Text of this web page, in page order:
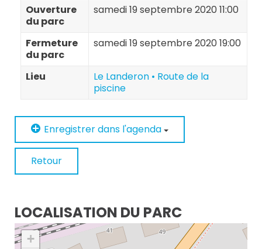
Ouverture
du parc
samedi 19 septembre 2020 11:00
Fermeture
du parc
samedi 19 septembre 2020 19:00
Lieu
Le Landeron • Route de la
piscine
Enregistrer dans l'agenda
Retour
LOCALISATION DU PARC
+